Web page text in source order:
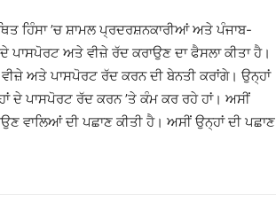
ਹਿੰਸਾ ’ਚ ਸ਼ਾਮਲ ਪ੍ਰਦਰਸ਼ਨਕਾਰੀਆਂ ਅਤੇ ਪੰਜਾਬ-
ਪਾਸਪੋਰਟ ਅਤੇ ਵੀਜ਼ੇ ਰੱਦ ਕਰਾਉਣ ਦਾ ਫੈਸਲਾ ਕੀਤਾ ਹੈ।
ਅਤੇ ਪਾਸਪੋਰਟ ਰੱਦ ਕਰਨ ਦੀ ਬੇਨਤੀ ਕਰਾਂਗੇ। ਉਨ੍ਹਾਂ
ਦੇ ਪਾਸਪੋਰਟ ਰੱਦ ਕਰਨ ’ਤੇ ਕੰਮ ਕਰ ਰਹੇ ਹਾਂ। ਅਸੀਂ
ਵਾਲਿਆਂ ਦੀ ਪਛਾਣ ਕੀਤੀ ਹੈ। ਅਸੀਂ ਉਨ੍ਹਾਂ ਦੀ ਪਛਾਣ